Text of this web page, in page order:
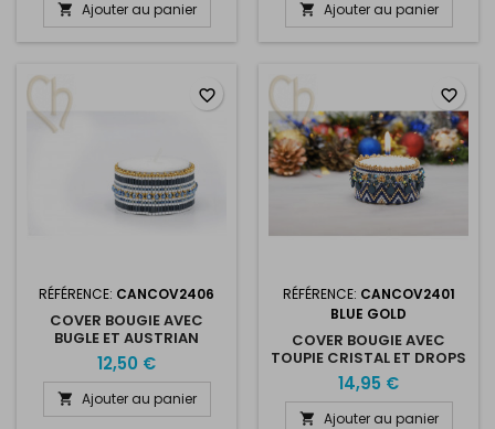
 Ajouter au panier  Ajouter au panier
RÉFÉRENCE: CANCOV2406
COVER BOUGIE AVEC
BUGLE ET AUSTRIAN
CRYSTAL MESH BLUE
12,50 €
 Ajouter au panier
favorite_border
RÉFÉRENCE: CANCOV2401
BLUE GOLD
COVER BOUGIE AVEC
TOUPIE CRISTAL ET DROPS
EN BLUE GOLD
14,95 €
 Ajouter au panier
favorite_border